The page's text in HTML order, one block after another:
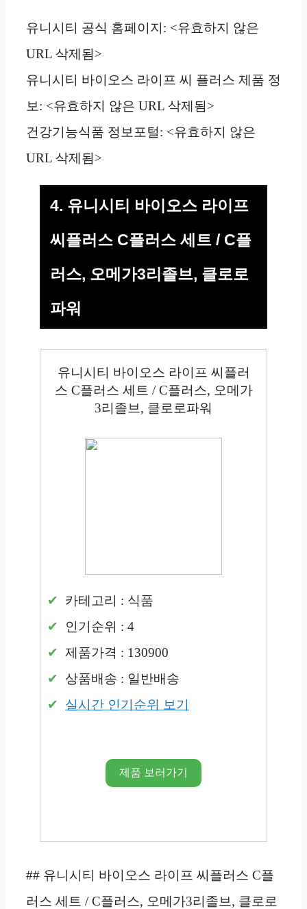
유니시티 공식 홈페이지: <유효하지 않은
URL 삭제됨>
유니시티 바이오스 라이프 씨 플러스 제품 정
보: <유효하지 않은 URL 삭제됨>
건강기능식품 정보포털: <유효하지 않은
URL 삭제됨>
4. 유니시티 바이오스 라이프
씨플러스 C플러스 세트 / C플
러스, 오메가3리졸브, 클로로
파워
유니시티 바이오스 라이프 씨플러
스 C플러스 세트 / C플러스, 오메가
3리졸브, 클로로파워
카테고리 : 식품
인기순위 : 4
제품가격 : 130900
상품배송 : 일반배송
실시간 인기순위 보기
제품 보러가기
## 유니시티 바이오스 라이프 씨플러스 C플
러스 세트 / C플러스, 오메가3리졸브, 클로로